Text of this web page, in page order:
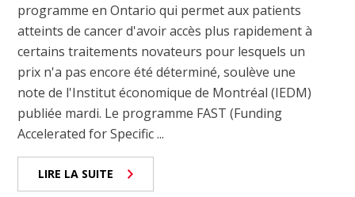
programme en Ontario qui permet aux patients
atteints de cancer d'avoir accès plus rapidement à
certains traitements novateurs pour lesquels un
prix n'a pas encore été déterminé, soulève une
note de l'Institut économique de Montréal (IEDM)
publiée mardi. Le programme FAST (Funding
Accelerated for Specific ...
LIRE LA SUITE